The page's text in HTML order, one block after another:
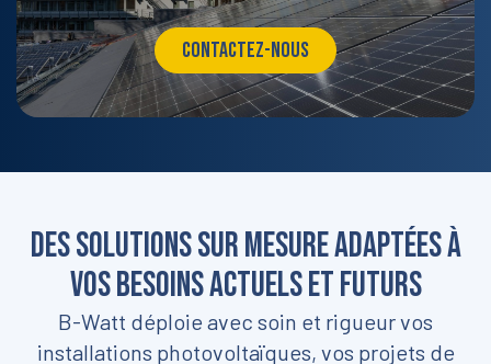
CONTACTEZ-NOUS
Des solutions sur mesure adaptées à
vos besoins actuels et futurs
B-Watt déploie avec soin et rigueur vos
installations photovoltaïques, vos projets de